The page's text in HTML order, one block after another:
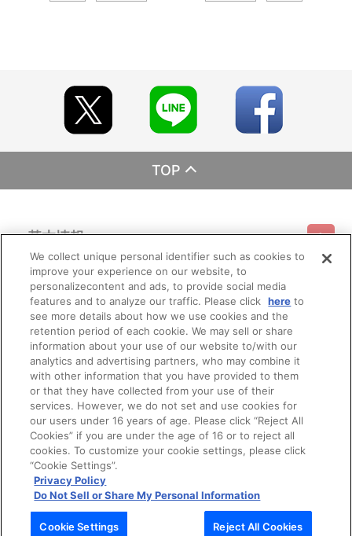
TOP
基本情報
利用規約 特定商取引法に基づく表示 プライバシーポリシー
プライバシーオプション 会社概要
ご利用情報
ご利用ガイド サイトマップ お問い合わせ
Do Not Sell or Share My Personal Information
会員メニュー
ログイン 会員規約 新規会員登録
その他のご案内
公式X バンダイナムコフィルムワークス
© Bandai Namco Filmworks Inc. All Rights Reserved.
We collect unique personal identifier such as cookies to
improve your experience on our website, to
personalizecontent and ads, to provide social media
features and to analyze our traffic. Please click here to
see more details about how we use cookies and the
retention period of each cookie. We may sell or share
information about your use of our website to/with our
analytics and advertising partners, who may combine it
with other information that you have provided to them
or that they have collected from your use of their
services. However, we do not set and use cookies for
our users under 16 years of age. Please click “Reject All
Cookies” if you are under the age of 16 or to reject all
cookies. To customize your cookie settings, please click
“Cookie Settings”.
Privacy Policy
Do Not Sell or Share My Personal Information
Cookie Settings Reject All Cookies